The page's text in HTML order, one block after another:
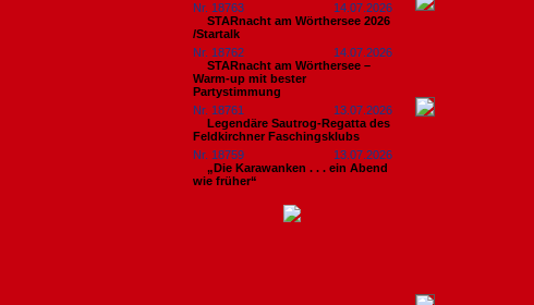
Nr. 18763
14.07.2026
STARnacht am Wörthersee 2026
/Startalk
Nr. 18762
14.07.2026
STARnacht am Wörthersee –
Warm-up mit bester
Partystimmung
Nr. 18761
13.07.2026
Legendäre Sautrog-Regatta des
Feldkirchner Faschingsklubs
Nr. 18759
13.07.2026
„Die Karawanken . . . ein Abend
wie früher“